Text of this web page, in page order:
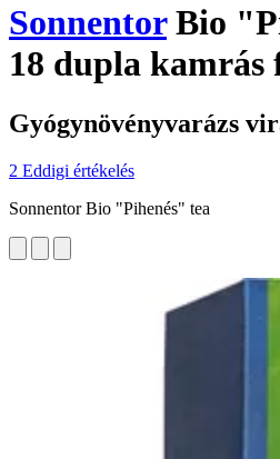
SonnentorBio
18 dupla kamrás
Gyógynövényvarázs
2 Eddigi értékelés
Sonnentor Bio "Pihenés" tea